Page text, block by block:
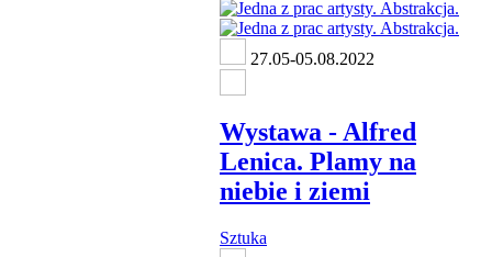
27.05-05.08.2022
Wystawa - Alfred
Lenica. Plamy na
niebie i ziemi
Sztuka